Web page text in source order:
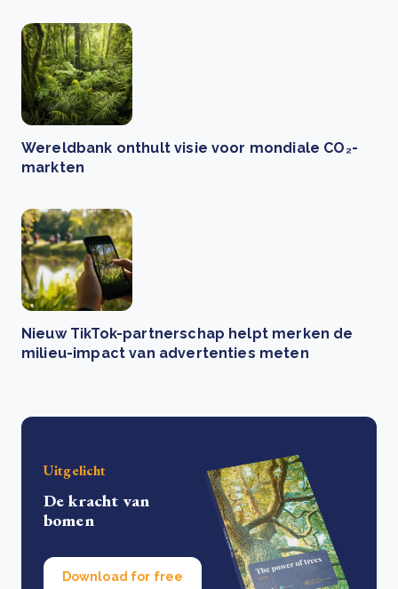
Wereldbank onthult visie voor mondiale CO₂-
markten
Nieuw TikTok-partnerschap helpt merken de
milieu-impact van advertenties meten
Uitgelicht
De kracht van
bomen
Download for free